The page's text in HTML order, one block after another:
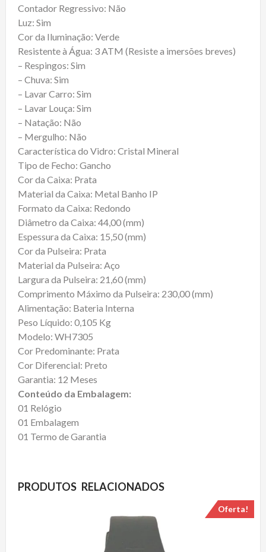
Contador Regressivo: Não
Luz: Sim
Cor da Iluminação: Verde
Resistente à Água: 3 ATM (Resiste a imersões breves)
– Respingos: Sim
– Chuva: Sim
– Lavar Carro: Sim
– Lavar Louça: Sim
– Natação: Não
– Mergulho: Não
Característica do Vidro: Cristal Mineral
Tipo de Fecho: Gancho
Cor da Caixa: Prata
Material da Caixa: Metal Banho IP
Formato da Caixa: Redondo
Diâmetro da Caixa: 44,00 (mm)
Espessura da Caixa: 15,50 (mm)
Cor da Pulseira: Prata
Material da Pulseira: Aço
Largura da Pulseira: 21,60 (mm)
Comprimento Máximo da Pulseira: 230,00 (mm)
Alimentação: Bateria Interna
Peso Líquido: 0,105 Kg
Modelo: WH7305
Cor Predominante: Prata
Cor Diferencial: Preto
Garantia: 12 Meses
Conteúdo da Embalagem:
01 Relógio
01 Embalagem
01 Termo de Garantia
PRODUTOS RELACIONADOS
Oferta!